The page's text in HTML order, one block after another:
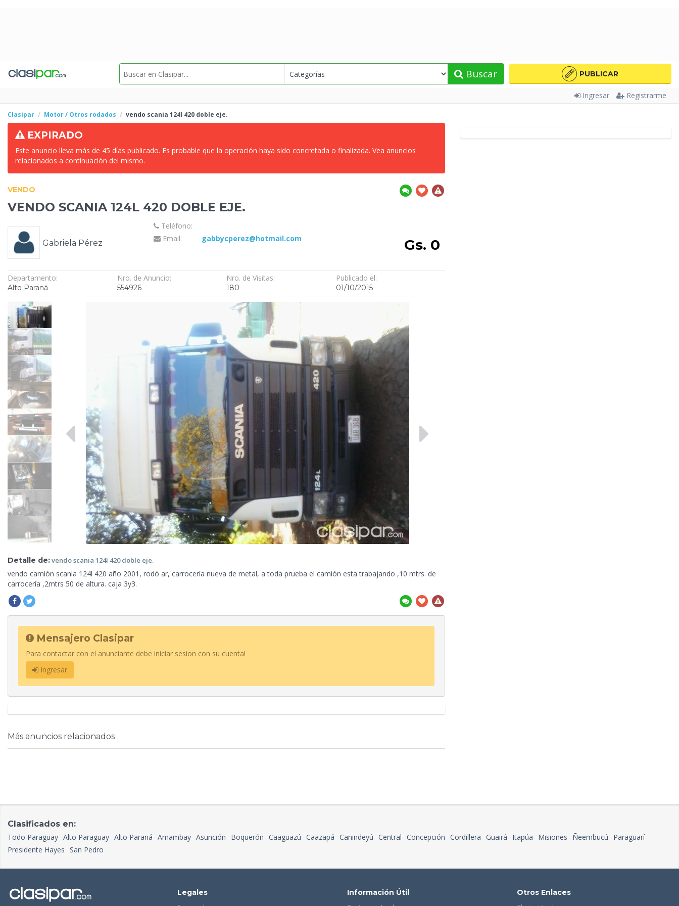
Buscar PUBLICAR
Ingresar Registrarme
Clasipar Motor / Otros rodados vendo scania 124l 420 doble eje.
EXPIRADO
Este anuncio lleva más de 45 días publicado. Es probable que la operación haya sido concretada o finalizada. Vea anuncios
relacionados a continuación del mismo.
VENDO
VENDO SCANIA 124L 420 DOBLE EJE.
Gabriela Pérez
Teléfono:
Email:
gabbycperez@hotmail.com Gs. 0
Departamento:
Alto Paraná
Nro. de Anuncio:
554926
Nro. de Visitas:
180
Publicado el:
01/10/2015
Detalle de:vendo scania 124l 420 doble eje.
vendo camión scania 124l 420 año 2001, rodó ar, carrocería nueva de metal, a toda prueba el camión esta trabajando ,10 mtrs. de
carrocería ,2mtrs 50 de altura. caja 3y3.
Mensajero Clasipar
Para contactar con el anunciante debe iniciar sesion con su cuenta!
Ingresar
Más anuncios relacionados
Clasificados en:
Todo Paraguay Alto Paraguay Alto Paraná Amambay Asunción Boquerón Caaguazú Caazapá Canindeyú Central Concepción Cordillera Guairá Itapúa Misiones Ñeembucú
Paraguarí
Presidente Hayes San Pedro
Legales Información Útil Otros Enlaces